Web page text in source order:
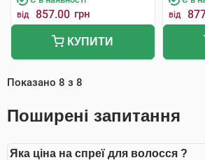
від 857.00 грн
КУПИТИ
від
Показано 8 з 8
Поширені запитання
Яка ціна на спреї для волосся ?